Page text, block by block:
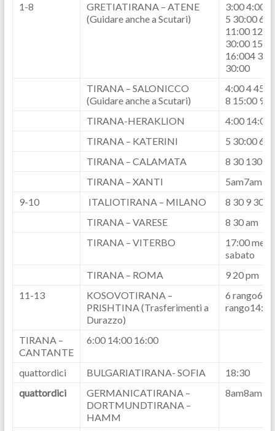
1-8
GRETIATIRANA – ATENE
(Guidare anche a Scutari)
3:00 4:00
5 30:00
11:00
30:00
16:004
30:00
TIRANA – SALONICCO
(Guidare anche a Scutari)
4:00 4
8 15:00
TIRANA-HERAKLION
4:00 14:00
TIRANA – KATERINI
5 30:00
TIRANA – CALAMATA
8 30 130 14
TIRANA – XANTI
5am7am
9-10
ITALIOTIRANA – MILANO
8 30 9 30
TIRANA – VARESE
8 30 am
TIRANA – VITERBO
17:00
sabato
TIRANA – ROMA
9 20 pm
11-13
KOSOVOTIRANA –
PRISHTINA (Trasferimenti a
Durazzo)
6 rango6
TIRANA –
CANTANTE
6:00 14:00 16:00
quattordici BULGARIATIRANA- SOFIA
18:30
quattordici
GERMANICATIRANA –
DORTMUNDTIRANA –
HAMM
8am8am